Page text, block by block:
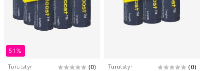
51%
Turutstyr (0) Turutstyr (0)